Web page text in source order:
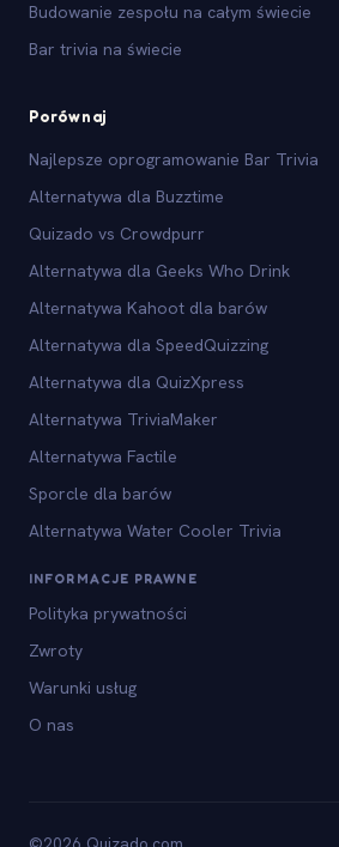
Budowanie zespołu na całym świecie
Bar trivia na świecie
Porównaj
Najlepsze oprogramowanie Bar Trivia
Alternatywa dla Buzztime
Quizado vs Crowdpurr
Alternatywa dla Geeks Who Drink
Alternatywa Kahoot dla barów
Alternatywa dla SpeedQuizzing
Alternatywa dla QuizXpress
Alternatywa TriviaMaker
Alternatywa Factile
Sporcle dla barów
Alternatywa Water Cooler Trivia
INFORMACJE PRAWNE
Polityka prywatności
Zwroty
Warunki usług
O nas